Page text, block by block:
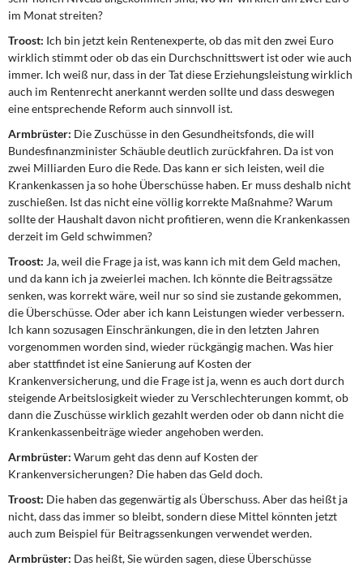
im Monat streiten?
Troost: Ich bin jetzt kein Rentenexperte, ob das mit den zwei Euro
wirklich stimmt oder ob das ein Durchschnittswert ist oder wie auch
immer. Ich weiß nur, dass in der Tat diese Erziehungsleistung wirklich
auch im Rentenrecht anerkannt werden sollte und dass deswegen
eine entsprechende Reform auch sinnvoll ist.
Armbrüster: Die Zuschüsse in den Gesundheitsfonds, die will
Bundesfinanzminister Schäuble deutlich zurückfahren. Da ist von
zwei Milliarden Euro die Rede. Das kann er sich leisten, weil die
Krankenkassen ja so hohe Überschüsse haben. Er muss deshalb nicht
zuschießen. Ist das nicht eine völlig korrekte Maßnahme? Warum
sollte der Haushalt davon nicht profitieren, wenn die Krankenkassen
derzeit im Geld schwimmen?
Troost: Ja, weil die Frage ja ist, was kann ich mit dem Geld machen,
und da kann ich ja zweierlei machen. Ich könnte die Beitragssätze
senken, was korrekt wäre, weil nur so sind sie zustande gekommen,
die Überschüsse. Oder aber ich kann Leistungen wieder verbessern.
Ich kann sozusagen Einschränkungen, die in den letzten Jahren
vorgenommen worden sind, wieder rückgängig machen. Was hier
aber stattfindet ist eine Sanierung auf Kosten der
Krankenversicherung, und die Frage ist ja, wenn es auch dort durch
steigende Arbeitslosigkeit wieder zu Verschlechterungen kommt, ob
dann die Zuschüsse wirklich gezahlt werden oder ob dann nicht die
Krankenkassenbeiträge wieder angehoben werden.
Armbrüster: Warum geht das denn auf Kosten der
Krankenversicherungen? Die haben das Geld doch.
Troost: Die haben das gegenwärtig als Überschuss. Aber das heißt ja
nicht, dass das immer so bleibt, sondern diese Mittel könnten jetzt
auch zum Beispiel für Beitragssenkungen verwendet werden.
Armbrüster: Das heißt, Sie würden sagen, diese Überschüsse